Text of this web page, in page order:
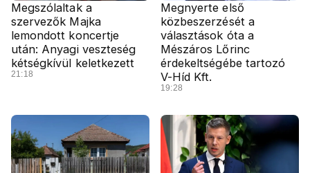
Megszólaltak a
szervezők Majka
lemondott koncertje
után: Anyagi veszteség
kétségkívül keletkezett
21:18
Megnyerte első
közbeszerzését a
választások óta a
Mészáros Lőrinc
érdekeltségébe tartozó
V-Híd Kft.
19:28